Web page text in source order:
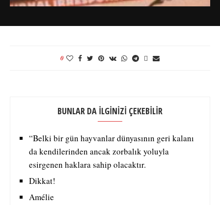
0
BUNLAR DA İLGİNİZİ ÇEKEBİLİR
“Belki bir gün hayvanlar dünyasının geri kalanı
da kendilerinden ancak zorbalık yoluyla
esirgenen haklara sahip olacaktır.
Dikkat!
Amélie